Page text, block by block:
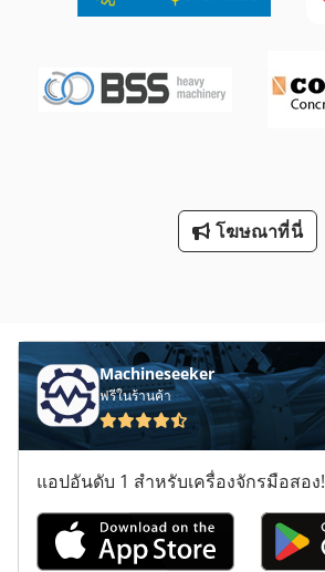
โฆษณาที่นี่
Machineseeker
ฟรีในร้านค้า
แอปอันดับ 1 สำหรับเครื่องจักรมือสอง!